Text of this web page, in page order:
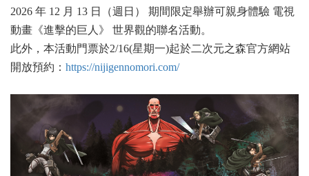
2026 年 12 月 13 日（週日） 期間限定舉辦可親身體驗 電視
動畫《進擊的巨人》 世界觀的聯名活動。
此外，本活動門票於2/16(星期一)起於二次元之森官方網站
開放預約： https://nijigennomori.com/